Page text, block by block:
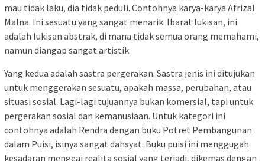
mau tidak laku, dia tidak peduli. Contohnya karya-karya Afrizal
Malna. Ini sesuatu yang sangat menarik. Ibarat lukisan, ini
adalah lukisan abstrak, di mana tidak semua orang memahami,
namun diangap sangat artistik.
Yang kedua adalah sastra pergerakan. Sastra jenis ini ditujukan
untuk menggerakan sesuatu, apakah massa, perubahan, atau
situasi sosial. Lagi-lagi tujuannya bukan komersial, tapi untuk
pergerakan sosial dan kemanusiaan. Untuk kategori ini
contohnya adalah Rendra dengan buku Potret Pembangunan
dalam Puisi, isinya sangat dahsyat. Buku puisi ini menggugah
kesadaran mengeai realita sosial yang terjadi, dikemas dengan